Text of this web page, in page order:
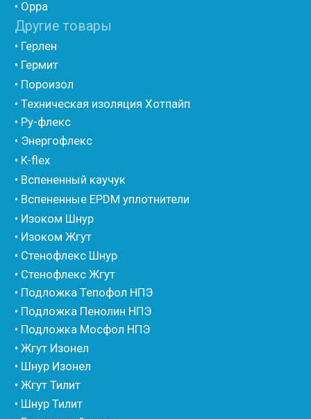
• Евроблок Penoterm
• Евроблок Порилекс
• Евроблок Стенофон